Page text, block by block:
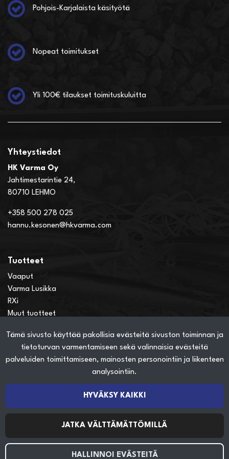
Tämä sivusto käyttää pakollisia evästeitä sivuston toiminnan ja
tietoturvan varmentamiseen sekä valinnaisia evästeitä
palveluiden toimittamiseen, mainosten personointiin ja liikenteen
analysointiin.
HYVÄKSY KAIKKI
JATKA VÄLTTÄMÄTTÖMILLÄ
HALLINNOI EVÄSTEITÄ
Pohjois-Karjalaista käsityötä
Nopeat toimitukset
Yli 100€ tilaukset toimituskuluitta
Yhteystiedot
HK Varma Oy
Jahtimestarintie 24,
80710 LEHMO
+358 500 278 025
hannu.kesonen@hkvarma.com
Tuotteet
Vaaput
Varma Lusikka
RXi
Muut tuotteet
Verkkokauppainfo
Näin teet ostoksia verkkokaupassa
Seuraa sosiaalisessa mediassa